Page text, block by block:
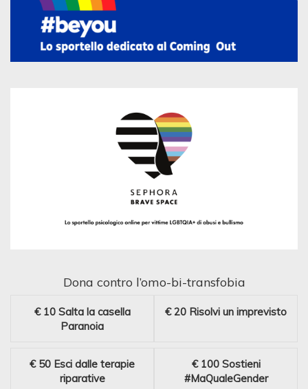
Dona contro l’omo-bi-transfobia
€ 10 Salta la casella
Paranoia
€ 20 Risolvi un imprevisto
€ 50 Esci dalle terapie
riparative
€ 100 Sostieni
#MaQualeGender